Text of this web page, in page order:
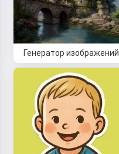
Генератор изображений